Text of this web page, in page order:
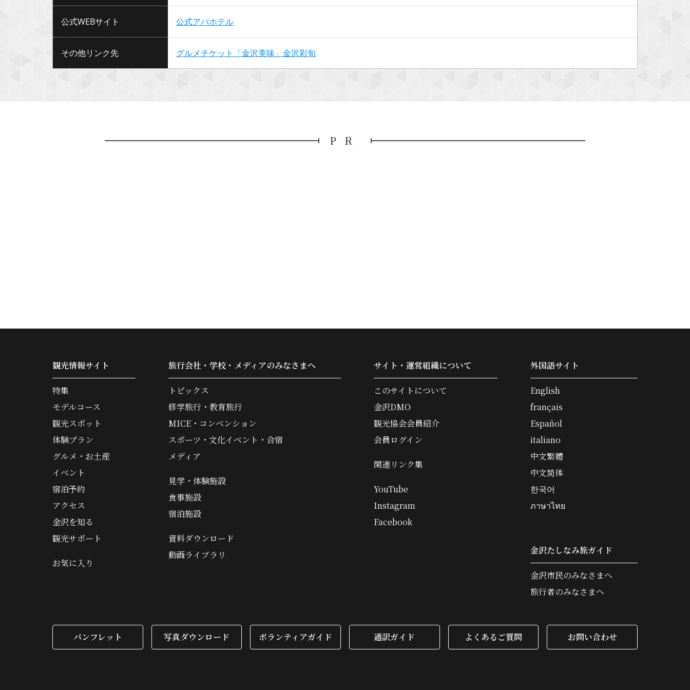
公式WEBサイト 公式アパホテル
その他リンク先 グルメチケット「金沢美味」金沢彩旬
PR
観光情報サイト
特集
モデルコース
観光スポット
体験プラン
グルメ・お土産
イベント
宿泊予約
アクセス
金沢を知る
観光サポート
お気に入り
旅行会社・学校・メディアのみなさまへ
トピックス
修学旅行・教育旅行
MICE・コンベンション
スポーツ・文化イベント・合宿
メディア
見学・体験施設
食事施設
宿泊施設
資料ダウンロード
動画ライブラリ
サイト・運営組織について
このサイトについて
金沢DMO
観光協会会員紹介
会員ログイン
関連リンク集
YouTube
Instagram
Facebook
外国語サイト
English
français
Español
italiano
中文繁體
中文简体
한국어
ภาษาไทย
金沢たしなみ旅ガイド
金沢市民のみなさまへ
旅行者のみなさまへ
パンフレット 写真ダウンロード ボランティアガイド 通訳ガイド よくあるご質問 お問い合わせ